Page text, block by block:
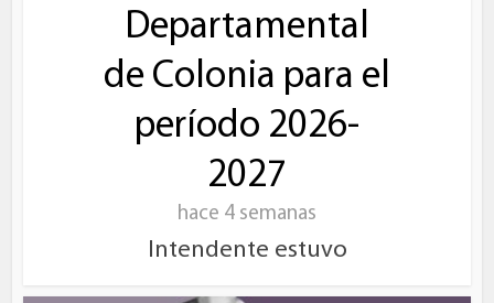
Departamental
de Colonia para el
período 2026-
2027
hace 4 semanas
Intendente estuvo